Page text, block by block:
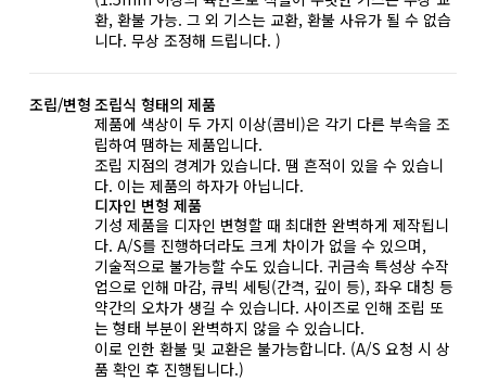
환, 환불 가능. 그 외 기스는 교환, 환불 사유가 될 수 없습
니다. 무상 조정해 드립니다. )
조립/변형 조립식 형태의 제품
제품에 색상이 두 가지 이상(콤비)은 각기 다른 부속을 조
립하여 땜하는 제품입니다.
조립 지점의 경계가 있습니다. 땜 흔적이 있을 수 있습니
다. 이는 제품의 하자가 아닙니다.
디자인 변형 제품
기성 제품을 디자인 변형할 때 최대한 완벽하게 제작됩니
다. A/S를 진행하더라도 크게 차이가 없을 수 있으며,
기술적으로 불가능할 수도 있습니다. 귀금속 특성상 수작
업으로 인해 마감, 큐빅 세팅(간격, 깊이 등), 좌우 대칭 등
약간의 오차가 생길 수 있습니다. 사이즈로 인해 조립 또
는 형태 부분이 완벽하지 않을 수 있습니다.
이로 인한 환불 및 교환은 불가능합니다. (A/S 요청 시 상
품 확인 후 진행됩니다.)